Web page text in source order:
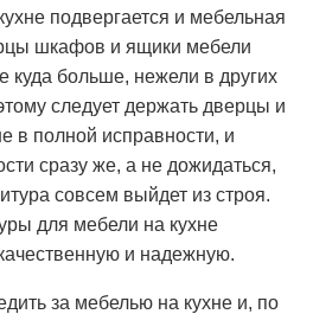
подвергается и мебельная
шкафов и ящики мебели
куда больше, нежели в других
следует держать дверцы и
в полной исправности, и
сразу же, а не дожидаться,
совсем выйдет из строя.
для мебели на кухне
и надежную.
за мебелью на кухне и, по